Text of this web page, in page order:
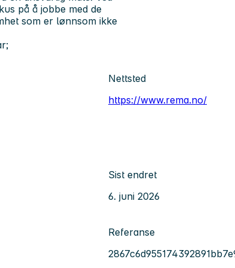
på å jobbe med de
som er lønnsom ikke
Nettsted
https://www.rema.no/
Sist endret
6. juni 2026
Referanse